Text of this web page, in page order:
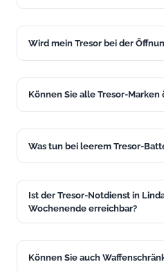
genauen Festpreis nennen wir
Lindau (Bodensee).
Wird mein Tresor bei der
Bei den meisten Einsätzen in
Können Sie alle Tresor-Marken
Format, Hartmann, Atlas und
Was tun bei leerem Tresor-
Notschlüssel oder eine
Unser Service in Lindau
Ist der Tresor-Notdienst in
Wochenende erreichbar?
24/7 erreichbar, auch an
Können Sie auch